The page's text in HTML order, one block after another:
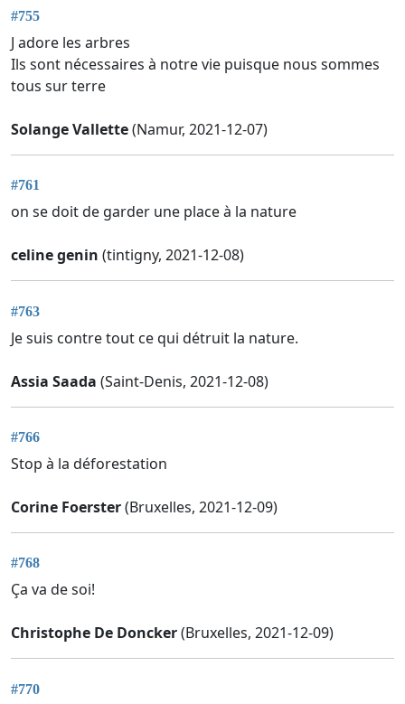
#755
J adore les arbres
Ils sont nécessaires à notre vie puisque nous sommes
tous sur terre
Solange Vallette(Namur, 2021-12-07)
#761
on se doit de garder une place à la nature
celine genin (tintigny, 2021-12-08)
#763
Je suis contre tout ce qui détruit la nature.
Assia Saada (Saint-Denis, 2021-12-08)
#766
Stop à la déforestation
Corine Foerster(Bruxelles, 2021-12-09)
#768
Ça va de soi!
Christophe De Doncker(Bruxelles, 2021-12-09)
#770